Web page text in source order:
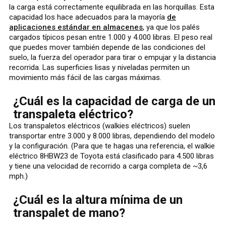
la carga está correctamente equilibrada en las horquillas. Esta
capacidad los hace adecuados para la mayoría de
aplicaciones estándar en almacenes, ya que los palés
cargados típicos pesan entre 1.000 y 4.000 libras. El peso real
que puedes mover también depende de las condiciones del
suelo, la fuerza del operador para tirar o empujar y la distancia
recorrida. Las superficies lisas y niveladas permiten un
movimiento más fácil de las cargas máximas.
¿Cuál es la capacidad de carga de un
transpaleta eléctrico?
Los transpaletos eléctricos (walkies eléctricos) suelen
transportar entre 3.000 y 8.000 libras, dependiendo del modelo
y la configuración. (Para que te hagas una referencia, el walkie
eléctrico 8HBW23 de Toyota está clasificado para 4.500 libras
y tiene una velocidad de recorrido a carga completa de ~3,6
mph.)
¿Cuál es la altura mínima de un
transpalet de mano?